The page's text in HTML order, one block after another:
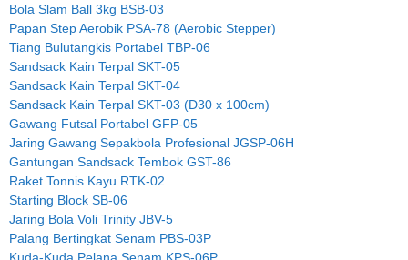
Bola Slam Ball 3kg BSB-03
Papan Step Aerobik PSA-78 (Aerobic Stepper)
Tiang Bulutangkis Portabel TBP-06
Sandsack Kain Terpal SKT-05
Sandsack Kain Terpal SKT-04
Sandsack Kain Terpal SKT-03 (D30 x 100cm)
Gawang Futsal Portabel GFP-05
Jaring Gawang Sepakbola Profesional JGSP-06H
Gantungan Sandsack Tembok GST-86
Raket Tonnis Kayu RTK-02
Starting Block SB-06
Jaring Bola Voli Trinity JBV-5
Palang Bertingkat Senam PBS-03P
Kuda-Kuda Pelana Senam KPS-06P